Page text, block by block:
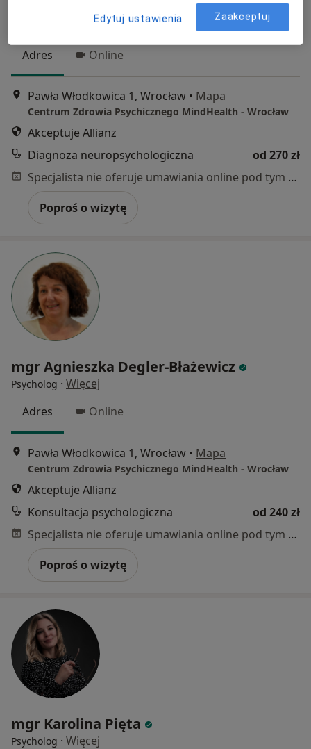
mgr Katarzyna Weryho-Karczewska
Więcej
Adres
Online
Pawła Włodkowica 1, Wrocław • Mapa
Centrum Zdrowia Psychicznego MindHealth - Wrocław
Akceptuje Allianz
Diagnoza neuropsychologiczna
od 270 zł
Specjalista nie oferuje umawiania online pod tym adresem.
Poproś o wizytę
mgr Agnieszka Degler-Błażewicz
Psycholog · Więcej
Adres
Online
Pawła Włodkowica 1, Wrocław • Mapa
Centrum Zdrowia Psychicznego MindHealth - Wrocław
Akceptuje Allianz
Konsultacja psychologiczna
od 240 zł
Specjalista nie oferuje umawiania online pod tym adresem.
Poproś o wizytę
mgr Karolina Pięta
Psycholog · Więcej
Edytuj ustawienia Zaakceptuj